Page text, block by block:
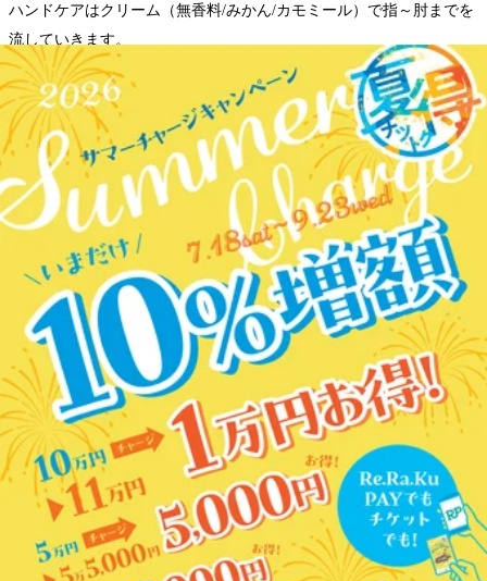
ハンドケアはクリーム（無香料/みかん/カモミール）で指～肘までを
流していきます。
手先に集中する抹消神経は脳とつながり、刺激すること脳に直接刺
激が伝わり血行促進とリラックス効果が期待できます😊
普段のケアにリラックス効果が高いハンドケアを組み合わせて腕、
肩くびのお疲れを撃退♪
この機会にお試し下さい！！
皆様のご予約、ご来店お待ちしております
WEB予約する
電話予約する 045-459-5887
最近のブログ
★8月7日ご案内状況★
8月7日(金)★本日のご案内★10：00～最大60分ご案内可能で
す。★ペアでのご案内★17：00～ご案内可能です。●ペアで
ご予約のお客様へお知らせペアで同時で施術希望の場合は、
午前中～夕方のお時間帯がご案内しやすいお時間となってま
す。事前にご予約をしていただくと、確実にご案内可能で
2026.08.06
★本日のご案内状況★